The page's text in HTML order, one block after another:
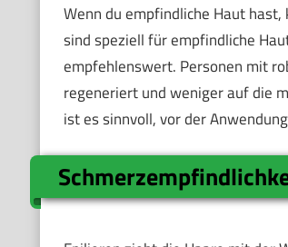
Wenn du empfindliche Haut
sind speziell für empfindliche
empfehlenswert. Personen mit
regeneriert und weniger auf die
ist es sinnvoll, vor der